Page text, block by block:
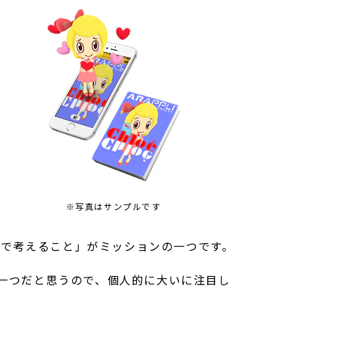
※写真はサンプルです
えること」がミッションの一つです。
だと思うので、個人的に大いに注目し